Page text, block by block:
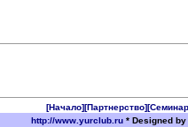
[Начало][Партнерство]
http://www.yurclub.ru* Designed by